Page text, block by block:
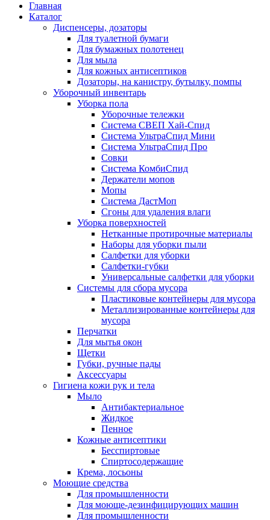
Главная
Каталог
Диспенсеры, дозаторы
Для туалетной бумаги
Для бумажных полотенец
Для мыла
Для кожных антисептиков
Дозаторы, на канистру, бутылку, помпы
Уборочный инвентарь
Уборка пола
Уборочные тележки
Система СВЕП Хай-Спид
Система УльтраСпид Мини
Система УльтраСпид Про
Совки
Система КомбиСпид
Держатели мопов
Мопы
Система ДастМоп
Сгоны для удаления влаги
Уборка поверхностей
Нетканные протирочные материалы
Наборы для уборки пыли
Салфетки для уборки
Салфетки-губки
Универсальные салфетки для уборки
Системы для сбора мусора
Пластиковые контейнеры для мусора
Металлизированные контейнеры для
мусора
Перчатки
Для мытья окон
Щетки
Губки, ручные пады
Аксессуары
Гигиена кожи рук и тела
Мыло
Антибактериальное
Жидкое
Пенное
Кожные антисептики
Бесспиртовые
Cпиртосодержащие
Крема, лосьоны
Моющие средства
Для промышленности
Для моюще-дезинфицирующих машин
Для промышленности